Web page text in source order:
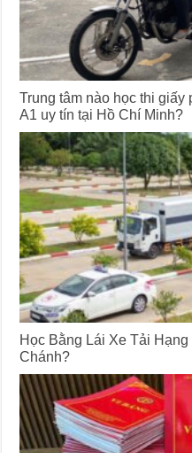
Trung tâm nào học thi giấy
A1 uy tín tại Hồ Chí Minh?
Học Bằng Lái Xe Tải
Chánh?